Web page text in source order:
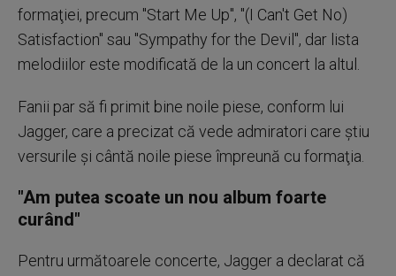
formaţiei, precum "Start Me Up", "(I Can't Get No)
Satisfaction" sau "Sympathy for the Devil", dar lista
melodiilor este modificată de la un concert la altul.
Fanii par să fi primit bine noile piese, conform lui
Jagger, care a precizat că vede admiratori care ştiu
versurile şi cântă noile piese împreună cu formaţia.
"Am putea scoate un nou album foarte
curând"
Pentru următoarele concerte, Jagger a declarat că